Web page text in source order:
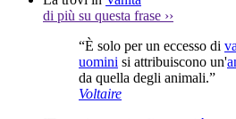
di più su questa frase ››
“È solo per un eccesso di
uomini si attribuiscono un'
da quella degli animali.”
Voltaire